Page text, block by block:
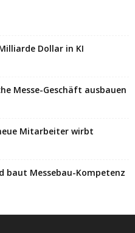
Dollar in KI
Messe-Geschäft ausbauen
Mitarbeiter wirbt
baut Messebau-Kompetenz